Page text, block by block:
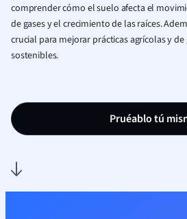
comprender cómo el suelo afecta el
de gases y el crecimiento de las raíces.
crucial para mejorar prácticas agrícolas y
sostenibles.
Pruéablo tú